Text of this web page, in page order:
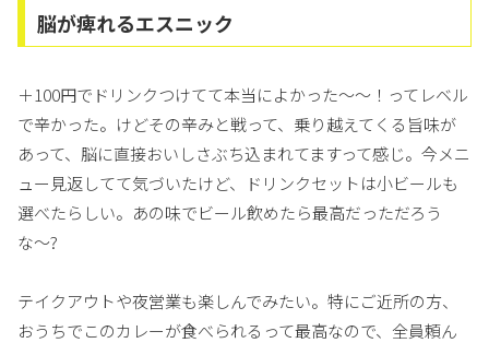
脳が痺れるエスニック
＋100円でドリンクつけてて本当によかった〜〜！ってレベル
で辛かった。けどその辛みと戦って、乗り越えてくる旨味が
あって、脳に直接おいしさぶち込まれてますって感じ。今メニ
ュー見返してて気づいたけど、ドリンクセットは小ビールも
選べたらしい。あの味でビール飲めたら最高だっただろう
な〜?
テイクアウトや夜営業も楽しんでみたい。特にご近所の方、
おうちでこのカレーが食べられるって最高なので、全員頼ん